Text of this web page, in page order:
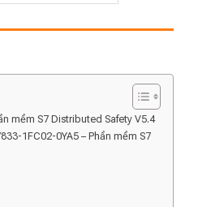
mềm S7 Distributed Safety V5.4
1FC02-0YA5 – Phần mềm S7